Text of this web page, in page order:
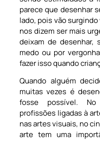
parece que desenhar
lado, pois vão
nos dizem ser mais
deixam de desenhar,
medo ou por
fazer isso quando
Quando alguém
muitas vezes é
fosse possível.
profissões ligadas à
nas artes visuais, no
arte tem uma